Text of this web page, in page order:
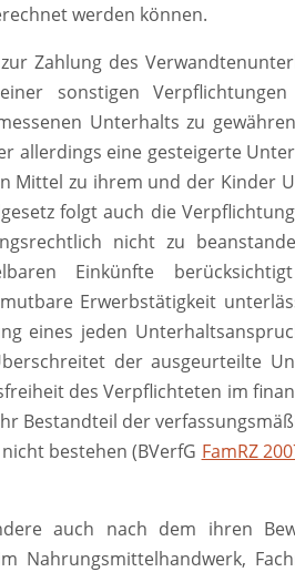
werden können.
Zahlung des
sonstigen
Unterhalts zu
eine gesteigerte
Mittel zu ihrem und der Kinder
folgt auch die
nicht zu
Einkünfte
Erwerbstätigkeit
eines jeden
der ausgeurteilte
des Verpflichteten im
Bestandteil der
bestehen (BVerfG FamRZ
auch nach dem ihren
Nahrungsmittelhandwerk,